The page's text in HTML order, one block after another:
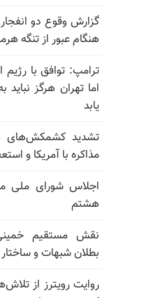
گزارش وقوع دو
هنگام عبور از تنگه
ترامپ: توافق با
اما تهران هرگز
یابد
تشدید کشمکش‌های
مذاکره با آمریکا و
اجلاس شورای ملی
هشتم
بطلان شبهات و
روایت رویترز از